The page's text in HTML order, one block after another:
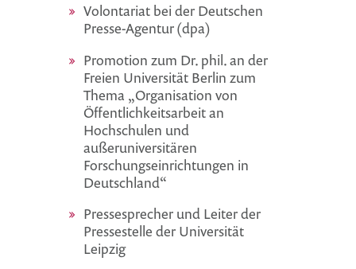
Volontariat bei der Deutschen
Presse-Agentur (dpa)
Promotion zum Dr. phil. an der
Freien Universität Berlin zum
Thema „Organisation von
Öffentlichkeitsarbeit an
Hochschulen und
außeruniversitären
Forschungseinrichtungen in
Deutschland“
Pressesprecher und Leiter der
Pressestelle der Universität
Leipzig